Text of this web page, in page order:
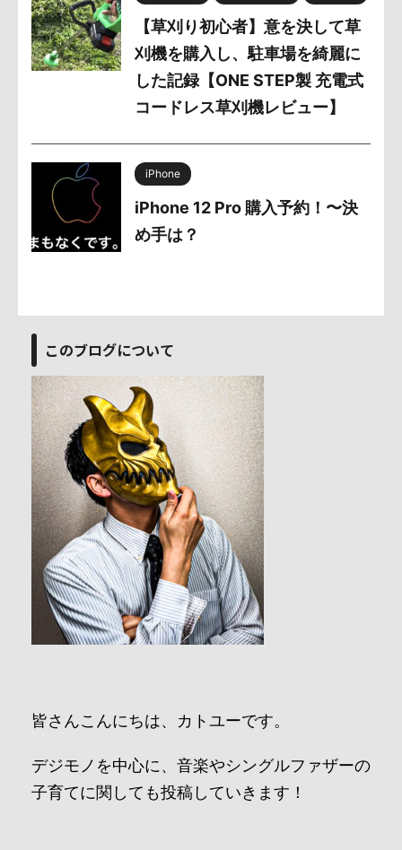
【草刈り初心者】意を決して草
刈機を購入し、駐車場を綺麗に
した記録【ONE STEP製 充電式
コードレス草刈機レビュー】
iPhone
iPhone 12 Pro 購入予約！〜決
め手は？
このブログについて
皆さんこんにちは、カトユーです。
デジモノを中心に、音楽やシングルファザーの
子育てに関しても投稿していきます！